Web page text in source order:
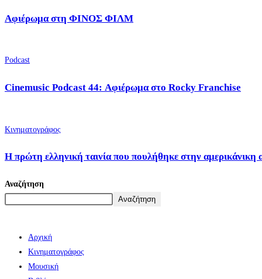
Αφιέρωμα στη ΦΙΝΟΣ ΦΙΛΜ
Podcast
Cinemusic Podcast 44: Αφιέρωμα στο Rocky Franchise
Κινηματογράφος
Η πρώτη ελληνική ταινία που πουλήθηκε στην αμερικάνικη
Αναζήτηση
Αναζήτηση
Αρχική
Κινηματογράφος
Μουσική